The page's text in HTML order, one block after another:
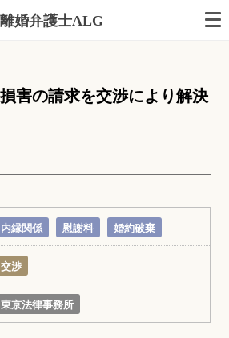
離婚弁護士ALG
害の請求を交渉により解決
内縁関係 慰謝料 婚約破棄
交渉
東京法律事務所